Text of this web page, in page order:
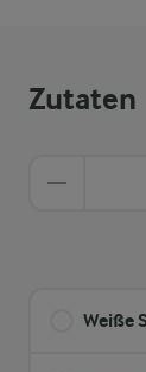
Zutaten
Weiße